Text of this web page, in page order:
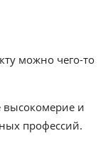
можно чего-то
высокомерие и
профессий.